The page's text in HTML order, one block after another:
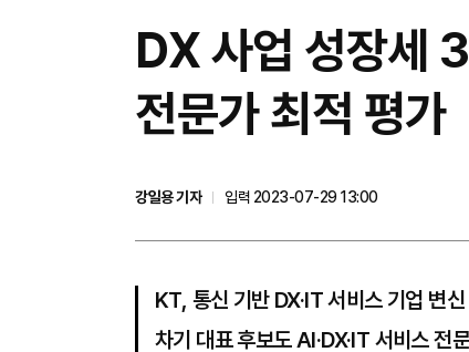
DX 사업 성장세
전문가 최적 평가
강일용 기자
입력 2023-07-29 13:00
KT, 통신 기반 DX·IT 서비스 기업 변
차기 대표 후보도 AI·DX·IT 서비스 전